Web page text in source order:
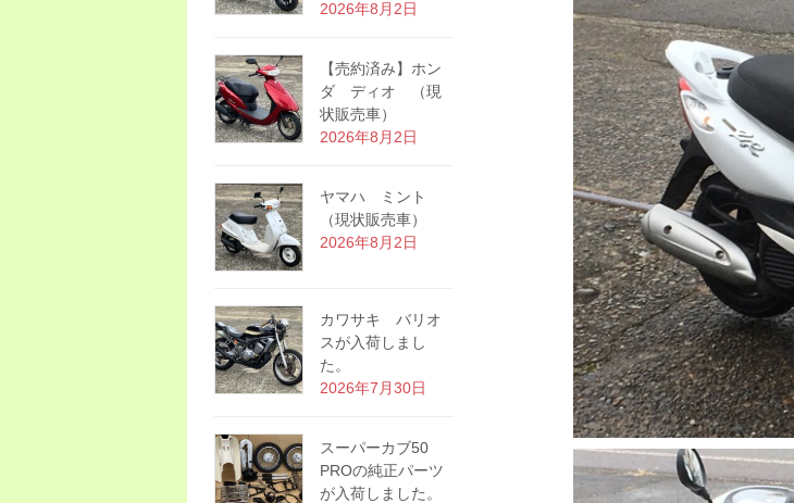
2026年8月2日
【売約済み】ホン
ダ ディオ （現
状販売車）
2026年8月2日
ヤマハ ミント
（現状販売車）
2026年8月2日
カワサキ バリオ
スが入荷しまし
た。
2026年7月30日
スーパーカブ50
PROの純正パーツ
が入荷しました。